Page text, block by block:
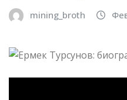
mining_broth